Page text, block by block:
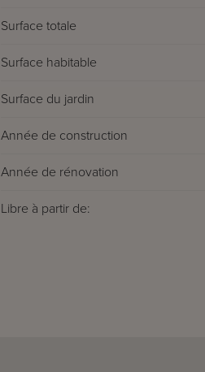
Surface totale
Surface habitable
Surface du jardin
Année de construction
Année de rénovation
Libre à partir de: